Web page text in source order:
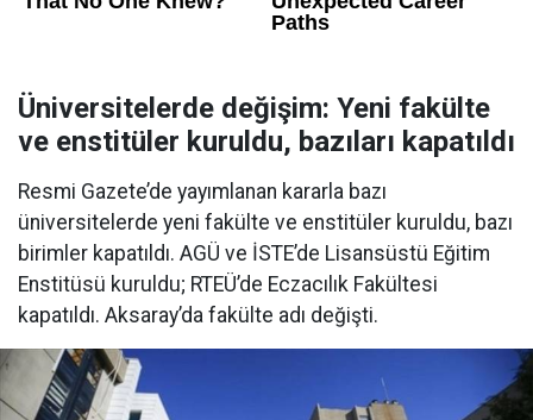
Üniversitelerde değişim: Yeni fakülte
ve enstitüler kuruldu, bazıları kapatıldı
Resmi Gazete’de yayımlanan kararla bazı
üniversitelerde yeni fakülte ve enstitüler kuruldu, bazı
birimler kapatıldı. AGÜ ve İSTE’de Lisansüstü Eğitim
Enstitüsü kuruldu; RTEÜ’de Eczacılık Fakültesi
kapatıldı. Aksaray’da fakülte adı değişti.